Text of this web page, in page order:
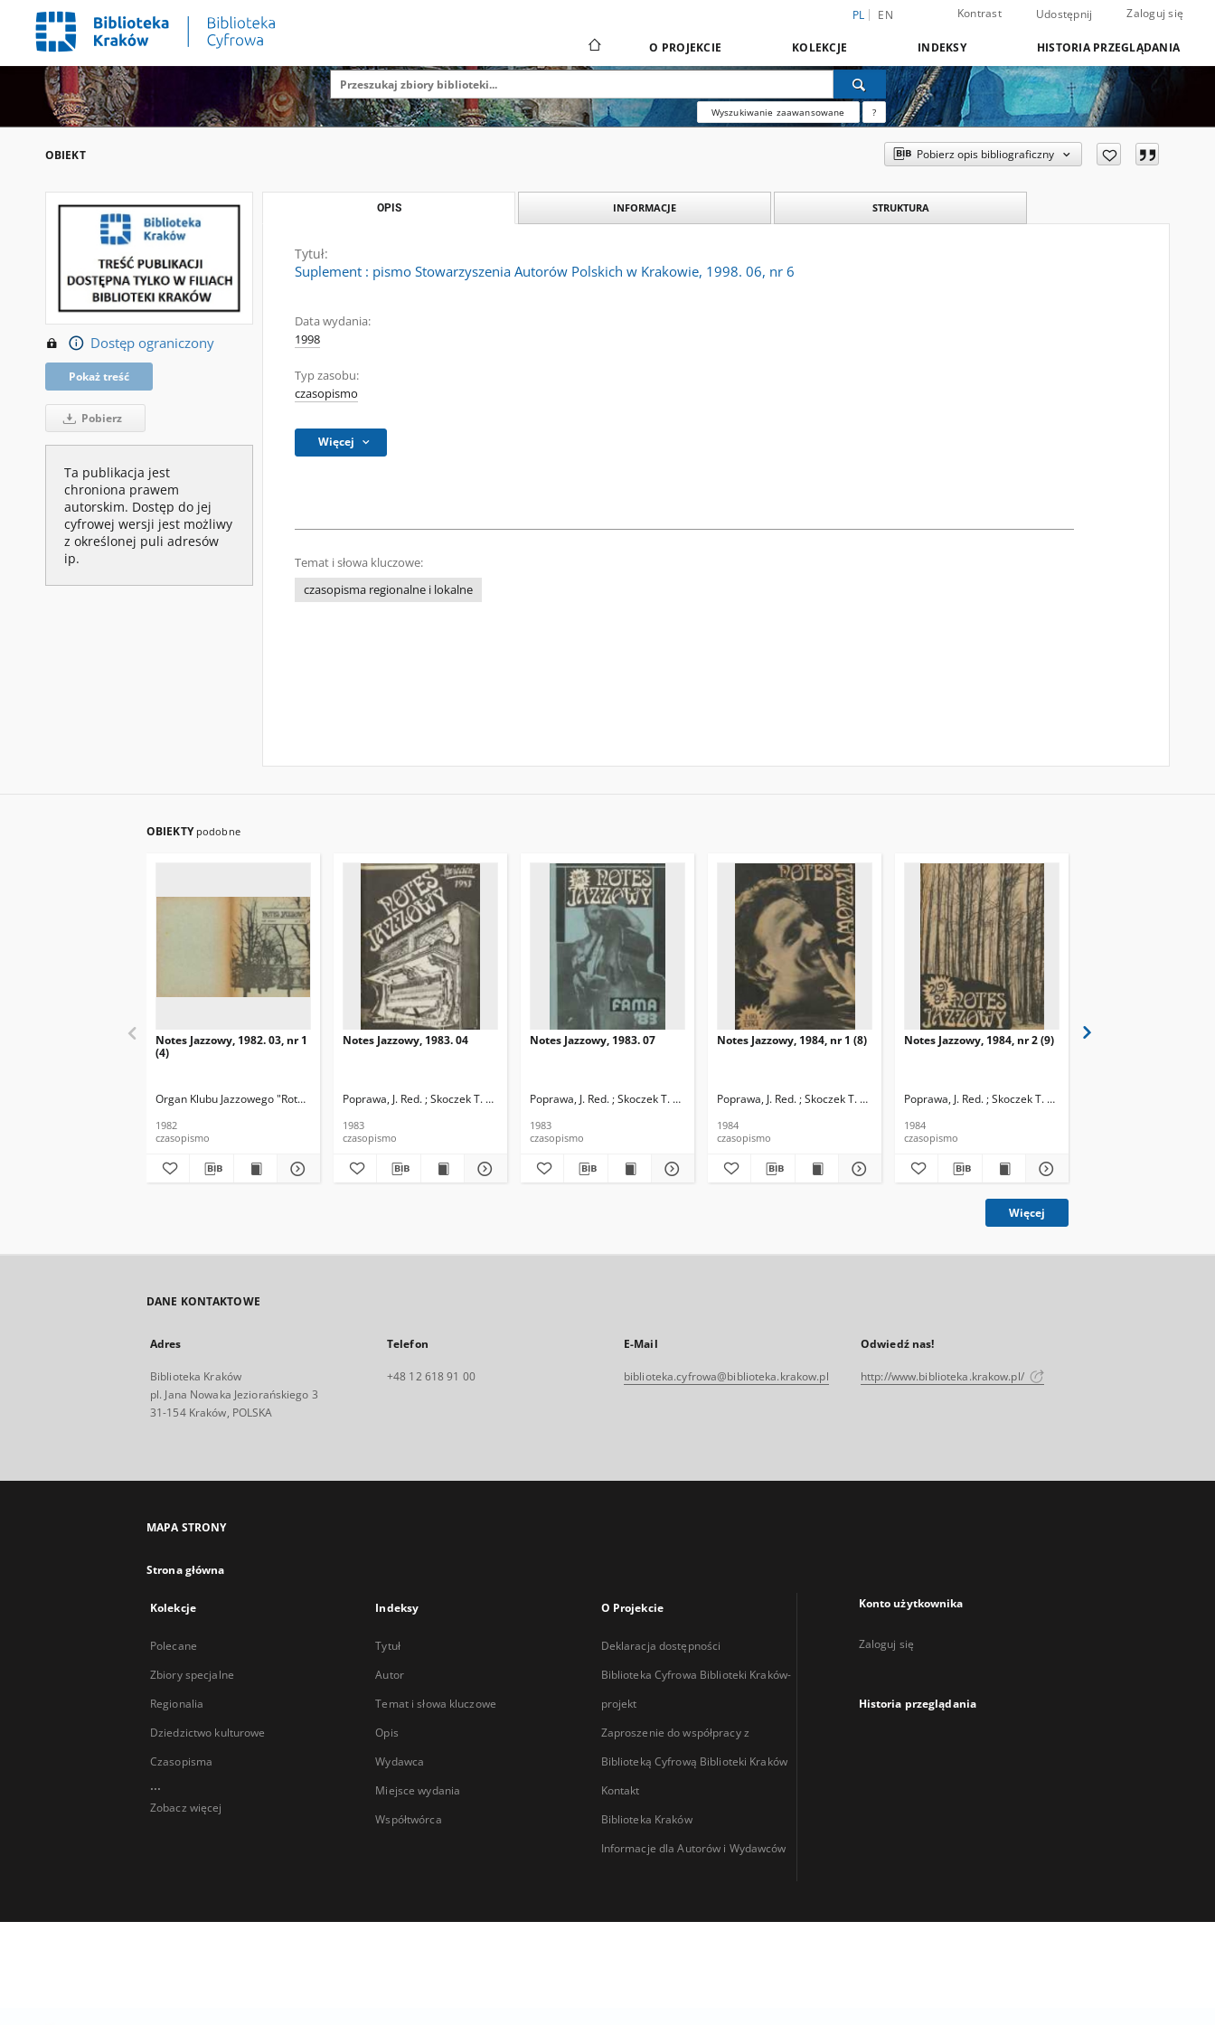
PL EN Kontrast Udostępnij Zaloguj się
O PROJEKCIE KOLEKCJE INDEKSY HISTORIA PRZEGLĄDANIA
Wyszukiwanie zaawansowane ?
OBIEKT Pobierz opis bibliograficzny
Dostęp ograniczony
Pokaż treść
Pobierz
Ta publikacja jest
chroniona prawem
autorskim. Dostęp do jej
cyfrowej wersji jest możliwy
z określonej puli adresów
ip.
OPIS INFORMACJE STRUKTURA
Tytuł:
Suplement : pismo Stowarzyszenia Autorów Polskich w Krakowie, 1998. 06, nr 6
Data wydania:
1998
Typ zasobu:
czasopismo
Więcej
Temat i słowa kluczowe:
czasopisma regionalne i lokalne
OBIEKTY podobne
Notes Jazzowy, 1982. 03, nr 1
(4)
Organ Klubu Jazzowego "Rotunda" Skoczek, T. Red.
1982
czasopismo
Notes Jazzowy, 1983. 04
Poprawa, J. Red. ; Skoczek T. Red.
1983
czasopismo
Notes Jazzowy, 1983. 07
Poprawa, J. Red. ; Skoczek T. Red.
1983
czasopismo
Notes Jazzowy, 1984, nr 1 (8)
Poprawa, J. Red. ; Skoczek T. Red.
1984
czasopismo
Notes Jazzowy, 1984, nr 2 (9)
Poprawa, J. Red. ; Skoczek T. Red.
1984
czasopismo
Więcej
DANE KONTAKTOWE
Adres
Biblioteka Kraków
pl. Jana Nowaka Jeziorańskiego 3
31-154 Kraków, POLSKA
Telefon
+48 12 618 91 00
E-Mail
biblioteka.cyfrowa@biblioteka.krakow.pl
Odwiedź nas!
http://www.biblioteka.krakow.pl/
MAPA STRONY
Strona główna
Kolekcje
Polecane
Zbiory specjalne
Regionalia
Dziedzictwo kulturowe
Czasopisma
...
Zobacz więcej
Indeksy
Tytuł
Autor
Temat i słowa kluczowe
Opis
Wydawca
Miejsce wydania
Współtwórca
O Projekcie
Deklaracja dostępności
Biblioteka Cyfrowa Biblioteki Kraków-
projekt
Zaproszenie do współpracy z
Biblioteką Cyfrową Biblioteki Kraków
Kontakt
Biblioteka Kraków
Informacje dla Autorów i Wydawców
Konto użytkownika
Zaloguj się
Historia przeglądania